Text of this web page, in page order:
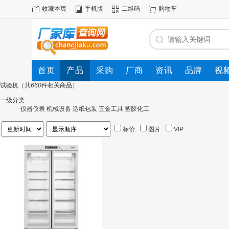
收藏本页 手机版 二维码 购物车
首页 产品 采购 厂商 资讯 品牌 视
试验机 （共660件相关商品）
一级分类
仪器仪表 机械设备 造纸包装 五金工具 塑胶化工
标价 图片 VIP